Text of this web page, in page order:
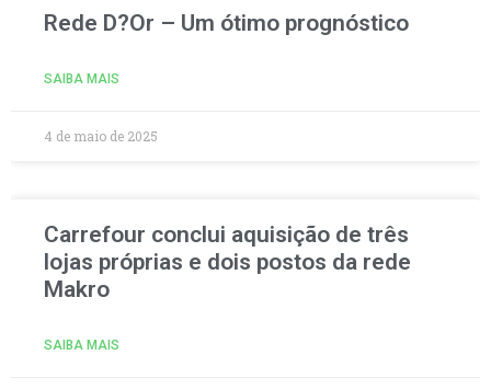
Rede D?Or – Um ótimo prognóstico
SAIBA MAIS
4 de maio de 2025
Carrefour conclui aquisição de três
lojas próprias e dois postos da rede
Makro
SAIBA MAIS